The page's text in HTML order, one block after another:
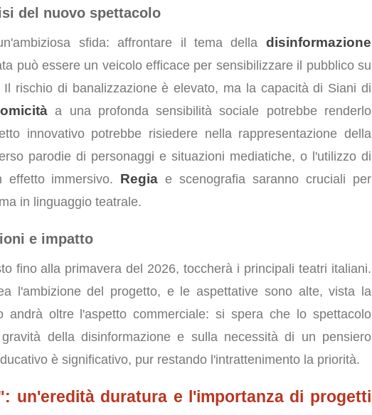
del nuovo spettacolo
sfida: affrontare il tema della disinformazione
può essere un veicolo efficace per sensibilizzare il pubblico su
rischio di banalizzazione è elevato, ma la capacità di Siani di
a una profonda sensibilità sociale potrebbe renderlo
innovativo potrebbe risiedere nella rappresentazione della
parodie di personaggi e situazioni mediatiche, o l'utilizzo di
effetto immersivo. Regia e scenografia saranno cruciali per
in linguaggio teatrale.
e impatto
fino alla primavera del 2026, toccherà i principali teatri italiani.
l'ambizione del progetto, e le aspettative sono alte, vista la
andrà oltre l'aspetto commerciale: si spera che lo spettacolo
della disinformazione e sulla necessità di un pensiero
è significativo, pur restando l'intrattenimento la priorità.
un'eredità duratura e l'importanza di progetti